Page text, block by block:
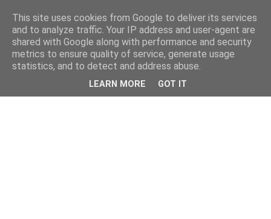
This site uses cookies from Google to deliver its services
and to analyze traffic. Your IP address and user-agent are
shared with Google along with performance and security
metrics to ensure quality of service, generate usage
statistics, and to detect and address abuse.
LEARN MORE GOT IT